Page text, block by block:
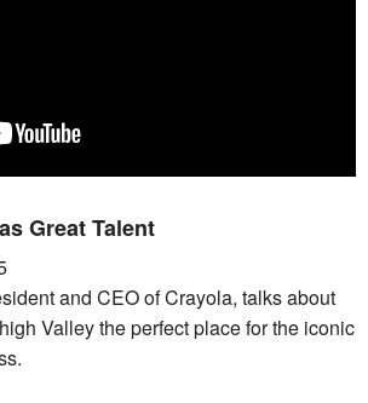
Great Talent
and CEO of Crayola, talks about
Valley the perfect place for the iconic